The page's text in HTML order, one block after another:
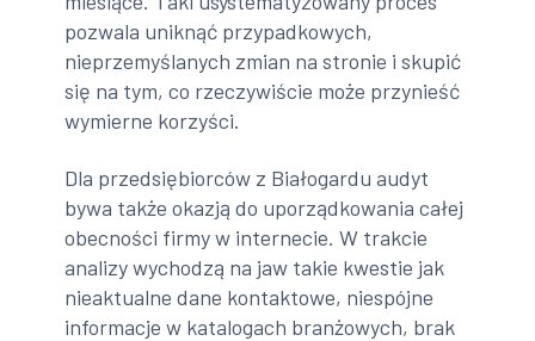
pozwala uniknąć przypadkowych,
nieprzemyślanych zmian na stronie i skupić
się na tym, co rzeczywiście może przynieść
wymierne korzyści.
Dla przedsiębiorców z Białogardu audyt
bywa także okazją do uporządkowania całej
obecności firmy w internecie. W trakcie
analizy wychodzą na jaw takie kwestie jak
nieaktualne dane kontaktowe, niespójne
informacje w katalogach branżowych, brak